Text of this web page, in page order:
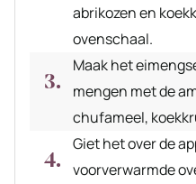
abrikozen en
ovenschaal.
Maak het
mengen met de
chufameel,
Giet het over de
voorverwarmde